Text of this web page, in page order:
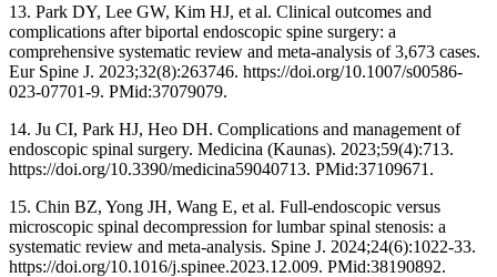
13. Park DY, Lee GW, Kim HJ, et al. Clinical outcomes and
complications after biportal endoscopic spine surgery: a
comprehensive systematic review and meta-analysis of 3,673 cases.
Eur Spine J. 2023;32(8):263746. https://doi.org/10.1007/s00586-
023-07701-9. PMid:37079079.
14. Ju CI, Park HJ, Heo DH. Complications and management of
endoscopic spinal surgery. Medicina (Kaunas). 2023;59(4):713.
https://doi.org/10.3390/medicina59040713. PMid:37109671.
15. Chin BZ, Yong JH, Wang E, et al. Full-endoscopic versus
microscopic spinal decompression for lumbar spinal stenosis: a
systematic review and meta-analysis. Spine J. 2024;24(6):1022-33.
https://doi.org/10.1016/j.spinee.2023.12.009. PMid:38190892.